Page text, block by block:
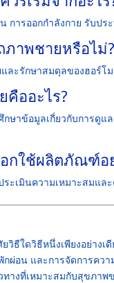
การออกกำลังกาย รับป
าพชายหรือไม่?
ละรักษาสมดุลของฮอร์โ
คืออะไร?
ษาข้อมูลเกี่ยวกับการดู
กใช้ผลิตภัณฑ์อ
ะเมินความเหมาะสมแล
วิธีใดวิธีหนึ่งเพียงอย่างเ
ผ่อน และการจัดการคว
างที่เหมาะสมกับสุขภาพ